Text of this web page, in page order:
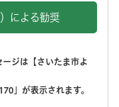
による勧奨
ージは【さいたま市よ
」が表示されます。